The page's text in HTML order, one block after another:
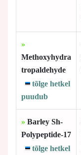
»
Methoxyhydra
tropaldehyde
tõlge hetkel
puudub
» Barley Sh-
Polypeptide-17
tõlge hetkel